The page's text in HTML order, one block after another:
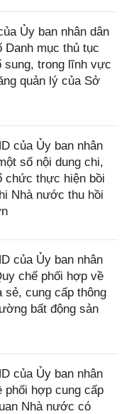
Ủy ban nhân dân
mục thủ tục
sung, trong lĩnh vực
quản lý của Sở
của Ủy ban nhân
số nội dung chi,
chức thực hiện bồi
Nhà nước thu hồi
của Ủy ban nhân
chế phối hợp về
cung cấp thông
bất động sản
của Ủy ban nhân
phối hợp cung cấp
Nhà nước có